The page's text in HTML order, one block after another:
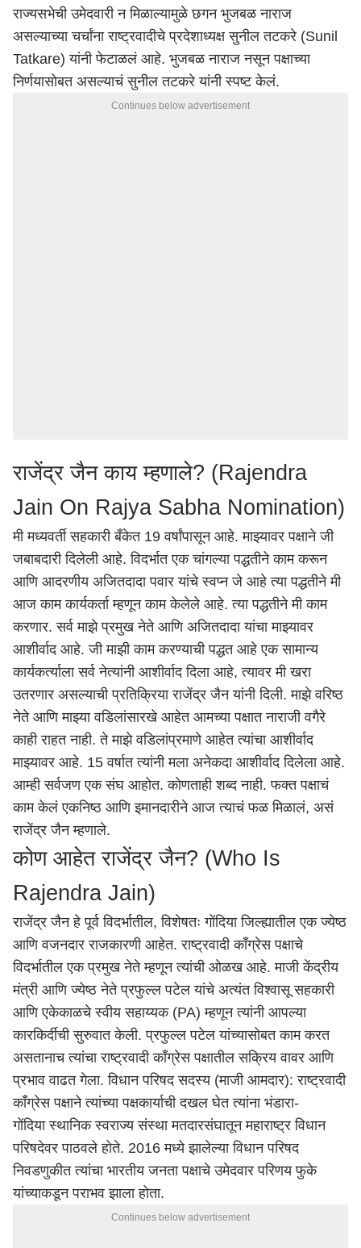
राज्यसभेची उमेदवारी न मिळाल्यामुळे छगन भुजबळ नाराज
असल्याच्या चर्चांना राष्ट्रवादीचे प्रदेशाध्यक्ष सुनील तटकरे (Sunil
Tatkare) यांनी फेटाळलं आहे. भुजबळ नाराज नसून पक्षाच्या
निर्णयासोबत असल्याचं सुनील तटकरे यांनी स्पष्ट केलं.
Continues below advertisement
राजेंद्र जैन काय म्हणाले? (Rajendra
Jain On Rajya Sabha Nomination)
मी मध्यवर्ती सहकारी बँकेत 19 वर्षांपासून आहे. माझ्यावर पक्षाने जी
जबाबदारी दिलेली आहे. विदर्भात एक चांगल्या पद्धतीने काम करून
आणि आदरणीय अजितदादा पवार यांचे स्वप्न जे आहे त्या पद्धतीने मी
आज काम कार्यकर्ता म्हणून काम केलेले आहे. त्या पद्धतीने मी काम
करणार. सर्व माझे प्रमुख नेते आणि अजितदादा यांचा माझ्यावर
आशीर्वाद आहे. जी माझी काम करण्याची पद्धत आहे एक सामान्य
कार्यकर्त्याला सर्व नेत्यांनी आशीर्वाद दिला आहे, त्यावर मी खरा
उतरणार असल्याची प्रतिक्रिया राजेंद्र जैन यांनी दिली. माझे वरिष्ठ
नेते आणि माझ्या वडिलांसारखे आहेत आमच्या पक्षात नाराजी वगैरे
काही राहत नाही. ते माझे वडिलांप्रमाणे आहेत त्यांचा आशीर्वाद
माझ्यावर आहे. 15 वर्षात त्यांनी मला अनेकदा आशीर्वाद दिलेला आहे.
आम्ही सर्वजण एक संघ आहोत. कोणताही शब्द नाही. फक्त पक्षाचं
काम केलं एकनिष्ठ आणि इमानदारीने आज त्याचं फळ मिळालं, असं
राजेंद्र जैन म्हणाले.
कोण आहेत राजेंद्र जैन? (Who Is
Rajendra Jain)
राजेंद्र जैन हे पूर्व विदर्भातील, विशेषतः गोंदिया जिल्ह्यातील एक ज्येष्ठ
आणि वजनदार राजकारणी आहेत. राष्ट्रवादी काँग्रेस पक्षाचे
विदर्भातील एक प्रमुख नेते म्हणून त्यांची ओळख आहे. माजी केंद्रीय
मंत्री आणि ज्येष्ठ नेते प्रफुल्ल पटेल यांचे अत्यंत विश्वासू सहकारी
आणि एकेकाळचे स्वीय सहाय्यक (PA) म्हणून त्यांनी आपल्या
कारकिर्दीची सुरुवात केली. प्रफुल्ल पटेल यांच्यासोबत काम करत
असतानाच त्यांचा राष्ट्रवादी काँग्रेस पक्षातील सक्रिय वावर आणि
प्रभाव वाढत गेला. विधान परिषद सदस्य (माजी आमदार): राष्ट्रवादी
काँग्रेस पक्षाने त्यांच्या पक्षकार्याची दखल घेत त्यांना भंडारा-
गोंदियास्थानिक स्वराज्य संस्था मतदारसंघातूनमहाराष्ट्र विधान
परिषदेवर पाठवले होते. 2016 मध्ये झालेल्या विधान परिषद
निवडणुकीत त्यांचा भारतीय जनता पक्षाचे उमेदवार परिणय फुके
यांच्याकडून पराभव झाला होता.
Continues below advertisement